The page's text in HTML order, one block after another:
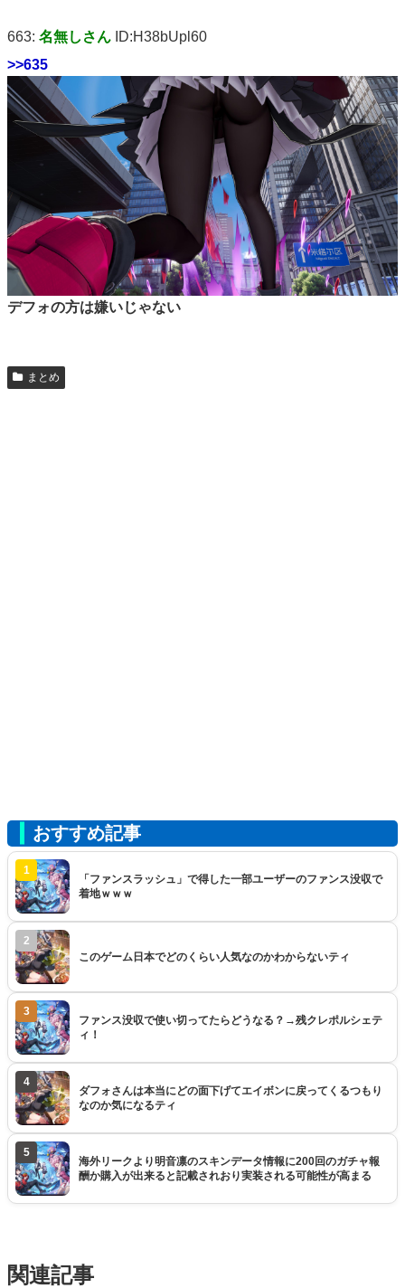
663: 名無しさん ID:H38bUpl60
>>635
デフォの方は嫌いじゃない
まとめ
おすすめ記事
1
「ファンスラッシュ」で得した一部ユーザーのファンス没収で
着地ｗｗｗ
2
このゲーム日本でどのくらい人気なのかわからないティ
3
ファンス没収で使い切ってたらどうなる？→残クレポルシェテ
ィ！
4
ダフォさんは本当にどの面下げてエイボンに戻ってくるつもり
なのか気になるティ
5
海外リークより明音凛のスキンデータ情報に200回のガチャ報
酬か購入が出来ると記載されおり実装される可能性が高まる
関連記事